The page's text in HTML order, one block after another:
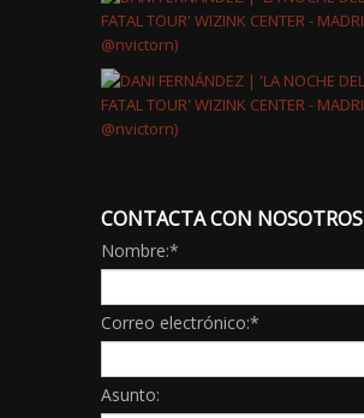
CONTACTA CON NOSOTROS
Nombre:*
Correo electrónico:*
Asunto: